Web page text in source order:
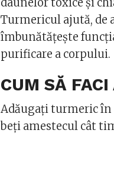
Turmericul ajută, de
îmbunătățește
purificare a corpului.
CUM SĂ
Adăugați turmeric în
beți amestecul cât